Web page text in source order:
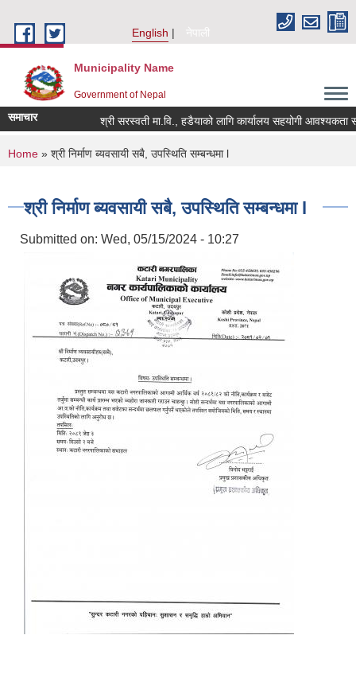
English
नेपाली
Municipality Name
Government of Nepal
समाचार श्री सरस्वती मा.वि., हडैयाको लागि कार्यालय सहयोगी आवश्यकता
You are here
Home » श्री निर्माण ब्यवसायी सबै, उपस्थिति सम्बन्धमा l
श्री निर्माण ब्यवसायी सबै, उपस्थिति सम्बन्धमा l
Submitted on: Wed, 05/15/2024 - 10:27